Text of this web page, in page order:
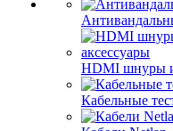
HDMI шнуры
Кабельные